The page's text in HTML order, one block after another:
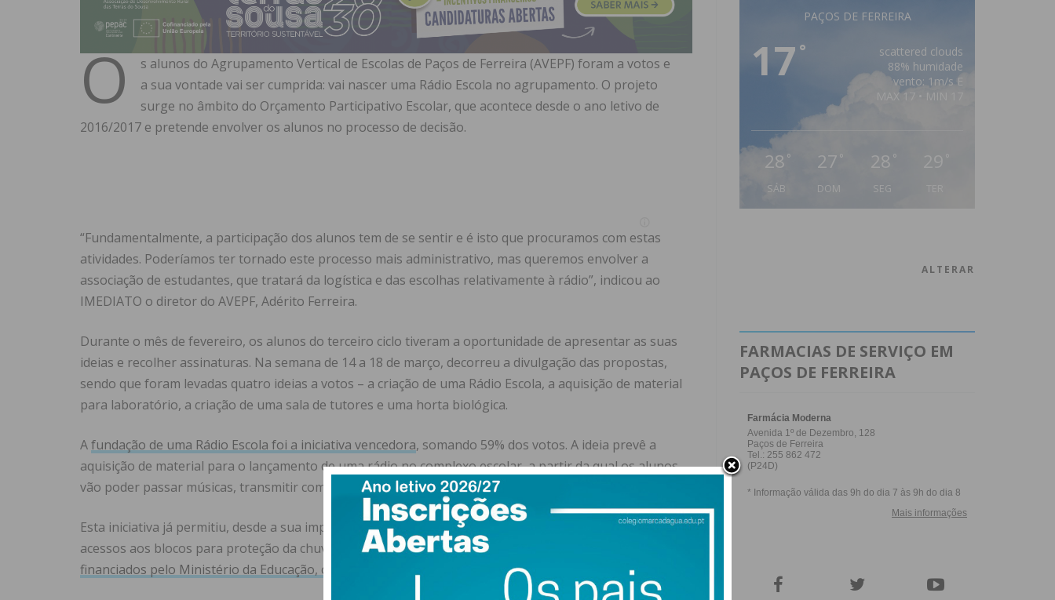
O
s alunos do Agrupamento Vertical de Escolas de Paços de Ferreira (AVEPF) foram a votos e
a sua vontade vai ser cumprida: vai nascer uma Rádio Escola no agrupamento. O projeto
surge no âmbito do Orçamento Participativo Escolar, que acontece desde o ano letivo de
2016/2017 e pretende envolver os alunos no processo de decisão.
“Fundamentalmente, a participação dos alunos tem de se sentir e é isto que procuramos com estas
atividades. Poderíamos ter tornado este processo mais administrativo, mas queremos envolver a
associação de estudantes, que tratará da logística e das escolhas relativamente à rádio”, indicou ao
IMEDIATO o diretor do AVEPF, Adérito Ferreira.
Durante o mês de fevereiro, os alunos do terceiro ciclo tiveram a oportunidade de apresentar as suas
ideias e recolher assinaturas. Na semana de 14 a 18 de março, decorreu a divulgação das propostas,
sendo que foram levadas quatro ideias a votos – a criação de uma Rádio Escola, a aquisição de material
para laboratório, a criação de uma sala de tutores e uma horta biológica.
Afundação de uma Rádio Escola foi a iniciativa vencedora, somando 59% dos votos. A ideia prevê a
aquisição de material para o lançamento de uma rádio no complexo escolar, a partir da qual os alunos
vão poder passar músicas, transmitir comunicados e divulgar trabalhos.
Esta iniciativa já permitiu, desde a sua implementação, a colocação de um sistema de cobertos nos
acessos aos blocos para proteção da chuva, assim como a requalificação da sala do aluno,
financiados pelo Ministério da Educação, com um complemento do conselho administrativo
PAÇOS DE FERREIRA
17 °
scattered clouds
88% humidade
vento: 1m/s E
MAX 17 • MIN 17
28 °
SÁB
27 °
DOM
28 °
SEG
29 °
ALTERAR
FARMACIAS DE SERVIÇO EM
PAÇOS DE FERREIRA